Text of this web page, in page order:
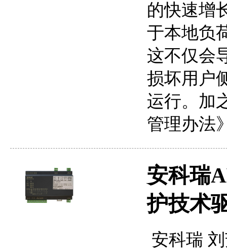
的快速增
于本地负
这不仅会
损坏用户
运行。加
管理办法
安科瑞
护技术
安科瑞